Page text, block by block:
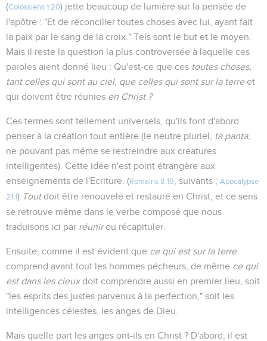
(Colossiens 1.20) jette beaucoup de lumière sur la pensée de
l'apôtre : "Et de réconcilier toutes choses avec lui, ayant fait
la paix par le sang de la croix." Tels sont le but et le moyen.
Mais il reste la question la plus controversée à laquelle ces
paroles aient donné lieu : Qu'est-ce que ces toutes choses,
tant celles qui sont au ciel, que celles qui sont sur la terreet
qui doivent être réunies en Christ ?
Ces termes sont tellement universels, qu'ils font d'abord
penser à la création tout entière (le neutre pluriel,
ta panta,
ne pouvant pas même se restreindre aux créatures
intelligentes). Cette idée n'est point étrangère aux
enseignements de l'Ecriture. (Romains 8.19 , suivants ; Apocalypse
21.1) Toutdoit être renouvelé et restauré en Christ, et ce sens
se retrouve même dans le verbe composé que nous
traduisons ici par réunirou récapituler.
Ensuite, comme il est évident que ce qui est sur la terre
comprend avant tout les hommes pécheurs, de même ce qui
est dans les cieuxdoit comprendre aussi en premier lieu, soit
"les esprits des justes parvenus à la perfection," soit les
intelligences célestes, les anges de Dieu.
Mais quelle part les anges ont-ils en Christ ? D'abord, il est